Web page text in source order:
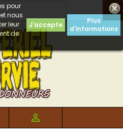

pour
nous
leur
de
J'accepte
Plus
d'informations
